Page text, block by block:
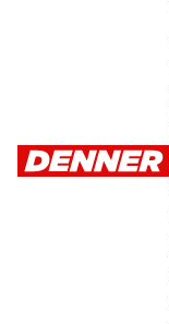
Dienstag